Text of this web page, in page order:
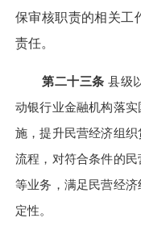
保审核职责的相关工
责任。
第二十三条 县级
动银行业金融机构落
施，提升民营经济组
流程，对符合条件的
等业务，满足民营经
定性。